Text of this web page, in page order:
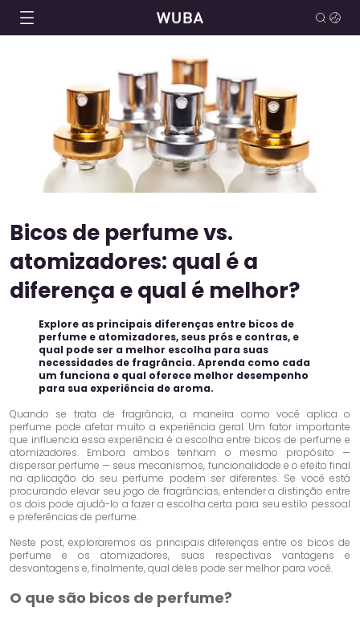
Bicos de perfume vs.
atomizadores: qual é a
diferença e qual é melhor?
Explore as principais diferenças entre bicos de
perfume e atomizadores, seus prós e contras, e
qual pode ser a melhor escolha para suas
necessidades de fragrância. Aprenda como cada
um funciona e qual oferece melhor desempenho
para sua experiência de aroma.
Quando se trata de fragrância, a maneira como você aplica o
perfume pode afetar muito a experiência geral. Um fator importante
que influencia essa experiência é a escolha entre bicos de perfume e
atomizadores. Embora ambos tenham o mesmo propósito —
dispersar perfume — seus mecanismos, funcionalidade e o efeito final
na aplicação do seu perfume podem ser diferentes. Se você está
procurando elevar seu jogo de fragrâncias, entender a distinção entre
os dois pode ajudá-lo a fazer a escolha certa para seu estilo pessoal
e preferências de perfume.
Neste post, exploraremos as principais diferenças entre os bicos de
perfume e os atomizadores, suas respectivas vantagens e
desvantagens e, finalmente, qual deles pode ser melhor para você.
O que são bicos de perfume?